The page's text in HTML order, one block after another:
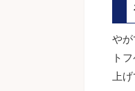
や
ト
上げ